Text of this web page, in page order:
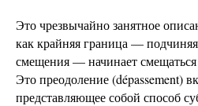
Это чрезвычайно занятное
как крайняя граница —
смещения — начинает смещаться
Это преодоление (dépassement)
представляющее собой способ